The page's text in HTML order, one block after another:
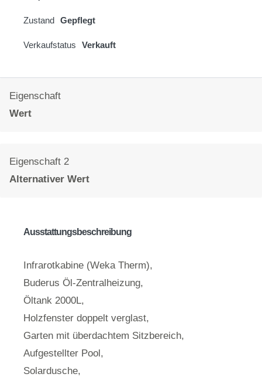
Zustand Gepflegt
Verkaufstatus Verkauft
Eigenschaft
Wert
Eigenschaft 2
Alternativer Wert
Ausstattungsbeschreibung
Infrarotkabine (Weka Therm),
Buderus Öl-Zentralheizung,
Öltank 2000L,
Holzfenster doppelt verglast,
Garten mit überdachtem Sitzbereich,
Aufgestellter Pool,
Solardusche,